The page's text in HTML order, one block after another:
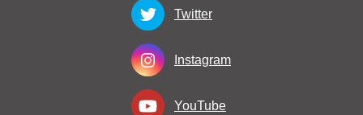
Twitter
Instagram
YouTube